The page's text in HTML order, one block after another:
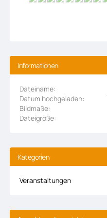
Informationen
Dateiname
Datum hochgeladen
Bildmaße
Dateigröße
Kategorien
Veranstaltungen